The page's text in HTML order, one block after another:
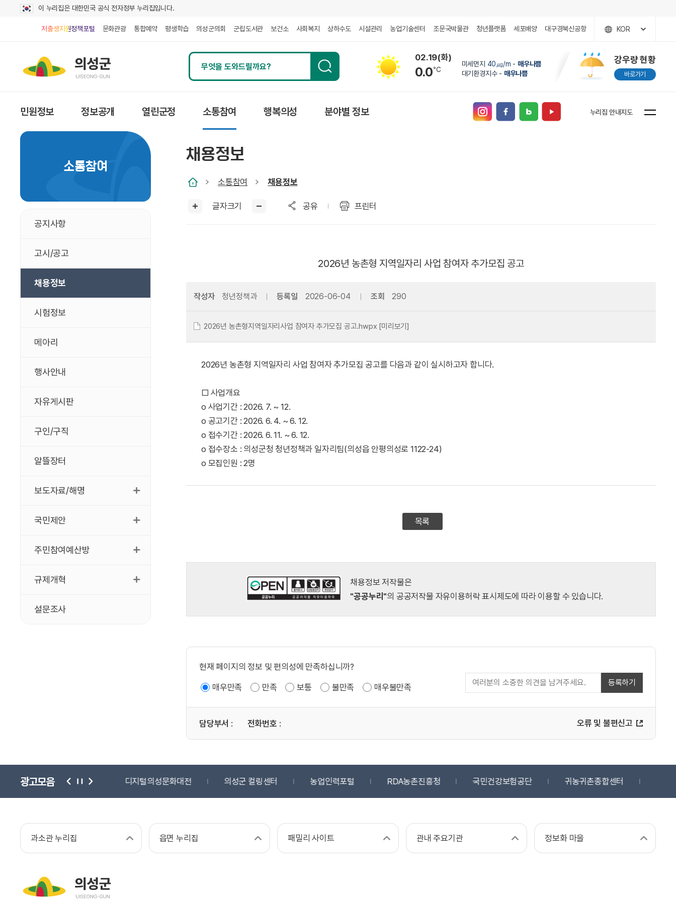
이 누리집은 대한민국 공식 전자정부 누리집입니다.
저출생지원정책포털 문화관광 통합예약 평생학습 의성군의회 군립도서관 보건소 사회복지 상하수도 시설관리 농업기술센터 조문국박물관 청년플랫폼 세포배양 대구경북신공항 KOR
02.19(화)
0.0℃
미세먼지 40㎍/m - 매우나쁨
대기환경지수 - 매우나쁨
강우량 현황
바로가기
민원정보 정보공개 열린군정 소통참여 행복의성 분야별 정보 누리집 안내지도
소통참여
공지사항
고시/공고
채용정보
시험정보
메아리
행사안내
자유게시판
구인/구직
알뜰장터
보도자료/해명
국민제안
주민참여예산방
규제개혁
설문조사
채용정보
소통참여 채용정보
글자크기 공유 프린터
2026년 농촌형 지역일자리 사업 참여자 추가모집 공고
작성자 청년정책과 등록일 2026-06-04 조회 290
2026년 농촌형지역일자리사업 참여자 추가모집 공고.hwpx [미리보기]
2026년 농촌형 지역일자리 사업 참여자 추가모집 공고를 다음과 같이 실시하고자 합니다.
□ 사업개요
o 사업기간 : 2026. 7. ~ 12.
o 공고기간 : 2026. 6. 4. ~ 6. 12.
o 접수기간 : 2026. 6. 11. ~ 6. 12.
o 접수장소 : 의성군청 청년정책과 일자리팀(의성읍 안평의성로 1122-24)
o 모집인원 : 2명
목록
채용정보 저작물은
"공공누리"의 공공저작물 자유이용허락 표시제도에 따라 이용할 수 있습니다.
현재 페이지의 정보 및 편의성에 만족하십니까?
매우만족 만족 보통 불만족 매우불만족 등록하기
담당부서 : 전화번호 : 오류 및 불편신고
광고모음
귀농귀촌종합센터 디지털의성문화대전 의성군 컬링센터 농업인력포털 RDA농촌진흥청 국민건강보험공단 귀농귀촌종합센터
과소관 누리집 읍면 누리집 패밀리 사이트 관내 주요기관 정보화 마을